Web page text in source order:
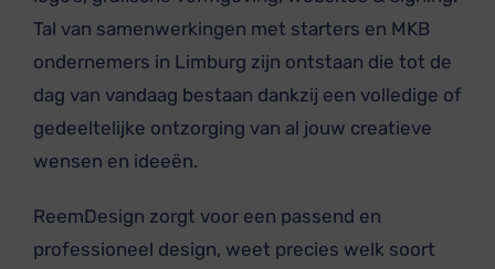
Tal van samenwerkingen met starters en MKB
ondernemers in Limburg zijn ontstaan die tot de
dag van vandaag bestaan dankzij een volledige of
gedeeltelijke ontzorging van al jouw creatieve
wensen en ideeën.
ReemDesign zorgt voor een passend en
professioneel design, weet precies welk soort